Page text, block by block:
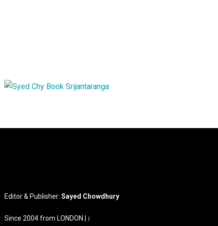
Editor & Publisher:Sayed Chowdhury
Since 2004 from LONDON |।